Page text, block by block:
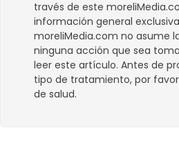
través de este
información general
moreliMedia.com no asume
ninguna acción que sea
leer este artículo. Antes de
tipo de tratamiento, por
de salud.